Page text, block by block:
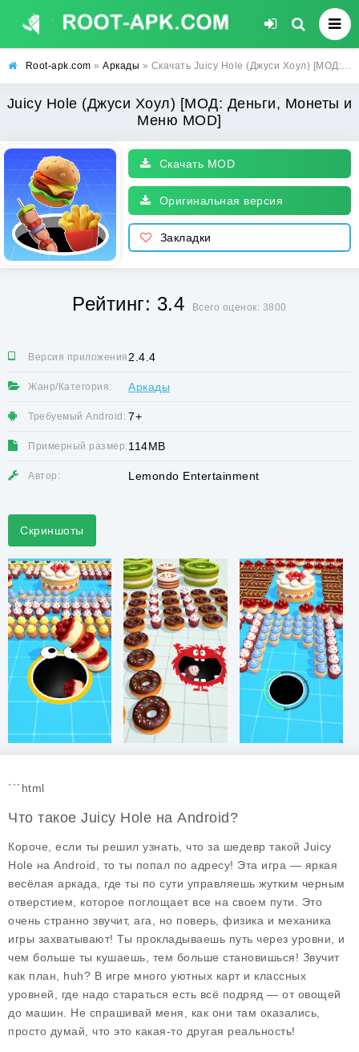
Root-apk.com » Аркады » Скачать Juicy Hole (Джуси Хоул) [МОД: Деньги, Монеты и Меню MOD] | Взлом Juicy Hole на Андроид
Juicy Hole (Джуси Хоул) [МОД: Деньги, Монеты и
Меню MOD]
Скачать MOD
Оригинальная версия
Закладки
Рейтинг: 3.4 Всего оценок: 3800
Версия приложения:2.4.4
Жанр/Категория: Аркады
Требуемый Android: 7+
Примерный размер: 114MB
Автор: Lemondo Entertainment
Скриншоты
```html
Что такое Juicy Hole на Android?
Короче, если ты решил узнать, что за шедевр такой Juicy
Hole на Android, то ты попал по адресу! Эта игра — яркая
весёлая аркада, где ты по сути управляешь жутким черным
отверстием, которое поглощает все на своем пути. Это
очень странно звучит, ага, но поверь, физика и механика
игры захватывают! Ты прокладываешь путь через уровни, и
чем больше ты кушаешь, тем больше становишься! Звучит
как план, huh? В игре много уютных карт и классных
уровней, где надо стараться есть всё подряд — от овощей
до машин. Не спрашивай меня, как они там оказались,
просто думай, что это какая-то другая реальность!